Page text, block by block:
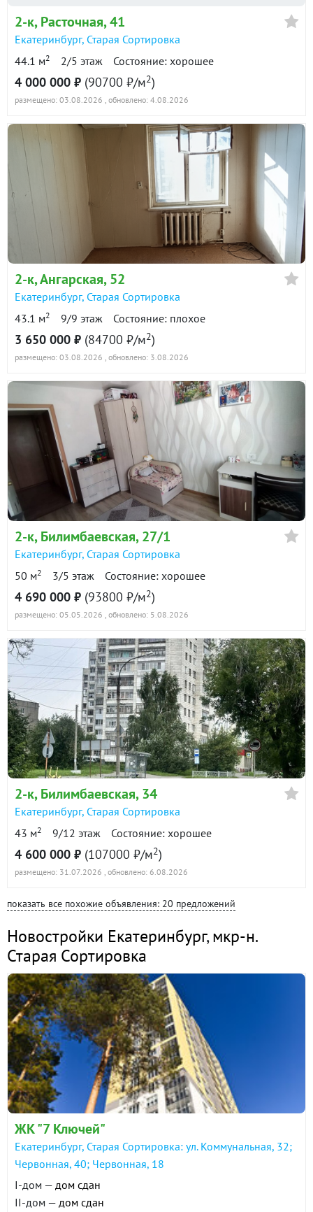
2-к, Расточная, 41
Екатеринбург, Старая Сортировка
44.1 м2 2/5 этаж Состояние: хорошее
4 000 000 ₽ (90700 ₽/м2)
размещено: 03.08.2026 , обновлено: 4.08.2026
2-к, Ангарская, 52
Екатеринбург, Старая Сортировка
43.1 м2 9/9 этаж Состояние: плохое
3 650 000 ₽ (84700 ₽/м2)
размещено: 03.08.2026 , обновлено: 3.08.2026
2-к, Билимбаевская, 27/1
Екатеринбург, Старая Сортировка
50 м2 3/5 этаж Состояние: хорошее
4 690 000 ₽ (93800 ₽/м2)
размещено: 05.05.2026 , обновлено: 5.08.2026
2-к, Билимбаевская, 34
Екатеринбург, Старая Сортировка
43 м2 9/12 этаж Состояние: хорошее
4 600 000 ₽ (107000 ₽/м2)
размещено: 31.07.2026 , обновлено: 6.08.2026
показать все похожие объявления: 20 предложений
Новостройки Екатеринбург,мкр-н.
Старая Сортировка
ЖК "7 Ключей"
Екатеринбург, Старая Сортировка: ул. Коммунальная, 32;
Червонная, 40; Червонная, 18
I-дом — дом сдан
II-дом — дом сдан